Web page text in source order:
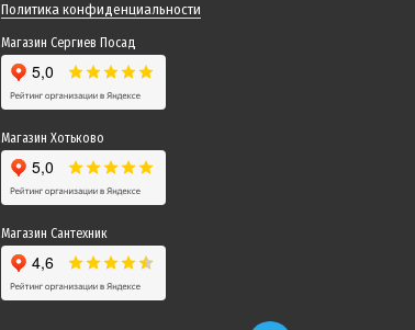
Политика конфиденциальности
Магазин Сергиев Посад
Магазин Хотьково
Магазин Сантехник